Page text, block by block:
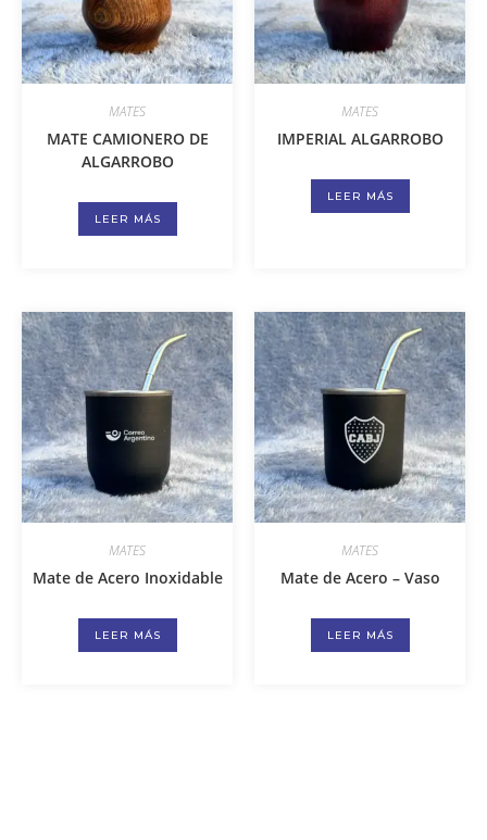
MATES
MATE CAMIONERO DE
ALGARROBO
LEER MÁS
MATES
IMPERIAL ALGARROBO
LEER MÁS
MATES
Mate de Acero Inoxidable
LEER MÁS
MATES
Mate de Acero – Vaso
LEER MÁS